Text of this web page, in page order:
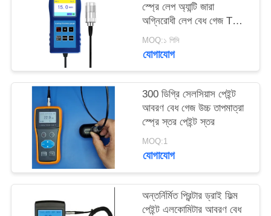
PRIVACY
POLICY
স্প্রে লেপ অ্যান্টি জারা
অগ্নিরোধী লেপ বেধ গেজ TG-
6008
MOQ:১ পিসি
যোগাযোগ
300 ডিগ্রি সেলসিয়াস পেইন্ট
আবরণ বেধ গেজ উচ্চ তাপমাত্রা
স্প্রে স্তর পেইন্ট স্তর
MOQ:1
যোগাযোগ
অন্তর্নির্মিত প্রিন্টার ড্রাই ফিল্ম
পেইন্ট এলকোমিটার আবরণ বেধ